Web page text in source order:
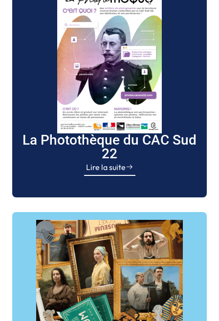
La Photothèque du CAC Sud
22
Lire la suite